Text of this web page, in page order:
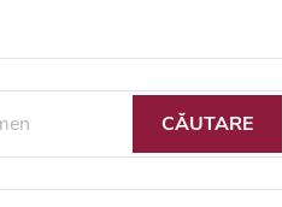
CĂUTARE